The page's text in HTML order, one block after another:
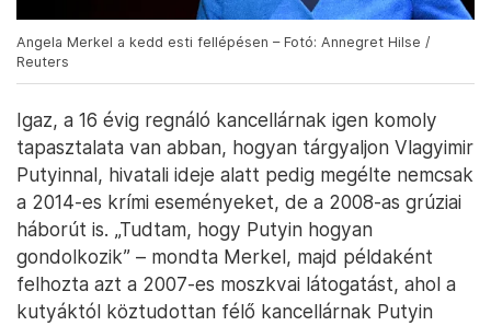
Angela Merkel a kedd esti fellépésen – Fotó: Annegret Hilse /
Reuters
Igaz, a 16 évig regnáló kancellárnak igen komoly
tapasztalata van abban, hogyan tárgyaljon Vlagyimir
Putyinnal, hivatali ideje alatt pedig megélte nemcsak
a 2014-es krími eseményeket, de a 2008-as grúziai
háborút is. „Tudtam, hogy Putyin hogyan
gondolkozik” – mondta Merkel, majd példaként
felhozta azt a 2007-es moszkvai látogatást, ahol a
kutyáktól köztudottan félő kancellárnak Putyin